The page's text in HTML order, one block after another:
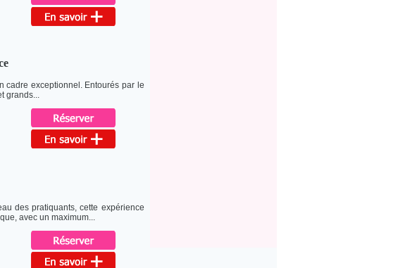
cadre exceptionnel. Entourés par le
grands...
des pratiquants, cette expérience
avec un maximum...